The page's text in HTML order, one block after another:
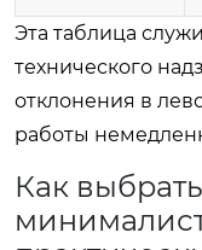
Эта таблица
технического
отклонения в
работы
Как